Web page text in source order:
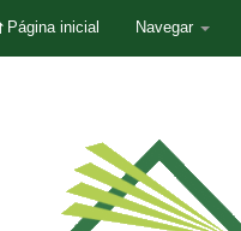
Página inicial Navegar